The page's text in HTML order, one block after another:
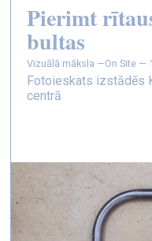
Pierimt
bultas
vizuālā māksla —On Site —
Fotoieskats izstādēs
centrā